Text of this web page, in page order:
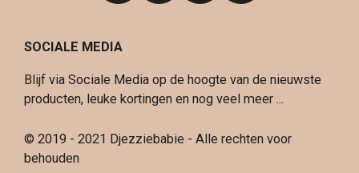
e
o
o
g
r
m
r
e
t
k
SOCIALE MEDIA
Blijf via Sociale Media op de hoogte van de nieuwste
producten, leuke kortingen en nog veel meer ...
© 2019 - 2021 Djezziebabie - Alle rechten voor
behouden